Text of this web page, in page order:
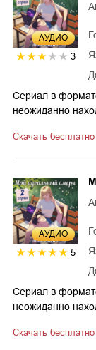
AУДИО
3
Сериал в
неожиданно
Скачать
AУДИО
5
Сериал в
неожиданно
Скачать